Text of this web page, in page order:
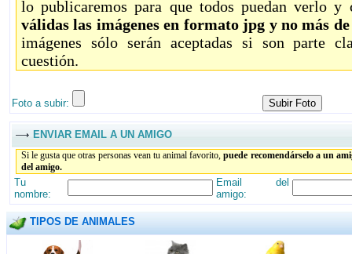
lo publicaremos para que todos puedan verlo
válidas las imágenes en formato jpg y no más
imágenes sólo serán aceptadas si son parte
cuestión.
Foto a subir:
ENVIAR EMAIL A UN AMIGO
Si le gusta que otras personas vean tu animal favorito,puede recomendárselo a un
del amigo.
Tu
nombre:
Email del
amigo:
TIPOS DE ANIMALES